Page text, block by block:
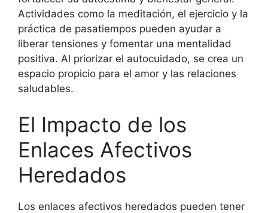
Actividades como la meditación, el ejercicio y la
práctica de pasatiempos pueden ayudar a
liberar tensiones y fomentar una mentalidad
positiva. Al priorizar el autocuidado, se crea un
espacio propicio para el amor y las relaciones
saludables.
El Impacto de los
Enlaces Afectivos
Heredados
Los enlaces afectivos heredados pueden tener